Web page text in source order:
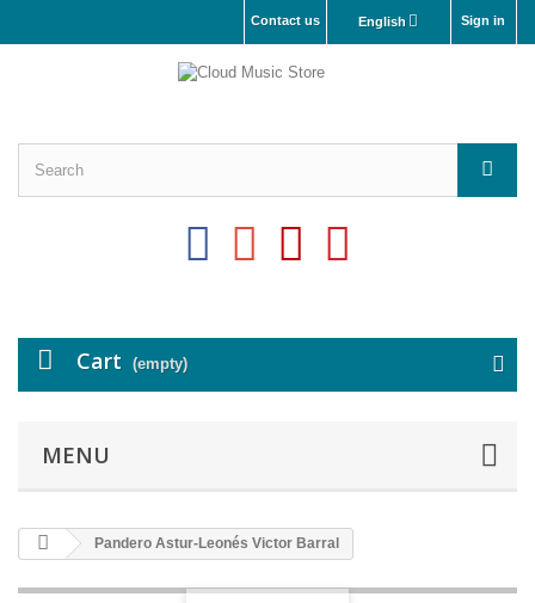
Sign in
English
Contact us
Cart (empty)
MENU
Pandero Astur-Leonés Victor Barral